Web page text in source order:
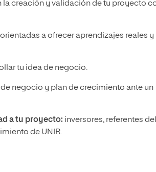
la creación y validación de tu proyecto
a ofrecer aprendizajes reales y
tu idea de negocio.
negocio y plan de crecimiento ante un
a tu proyecto: inversores, referentes del
de UNIR.